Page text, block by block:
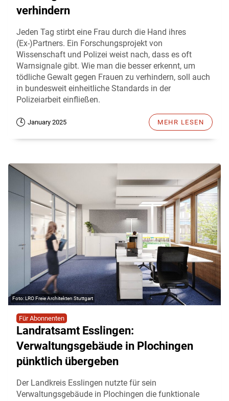
verhindern
Jeden Tag stirbt eine Frau durch die Hand ihres
(Ex-)Partners. Ein Forschungsprojekt von
Wissenschaft und Polizei weist nach, dass es oft
Warnsignale gibt. Wie man die besser erkennt, um
tödliche Gewalt gegen Frauen zu verhindern, soll auch
in bundesweit einheitliche Standards in der
Polizeiarbeit einfließen.
January 2025 MEHR LESEN
LRO Freie Architekten Stuttgart
Für Abonnenten
Landratsamt Esslingen:
Verwaltungsgebäude in Plochingen
pünktlich übergeben
Der Landkreis Esslingen nutzte für sein
Verwaltungsgebäude in Plochingen die funktionale